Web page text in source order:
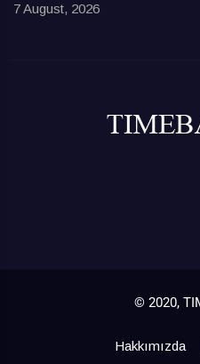
7 August, 2026
© 2020,
Hakkımızda